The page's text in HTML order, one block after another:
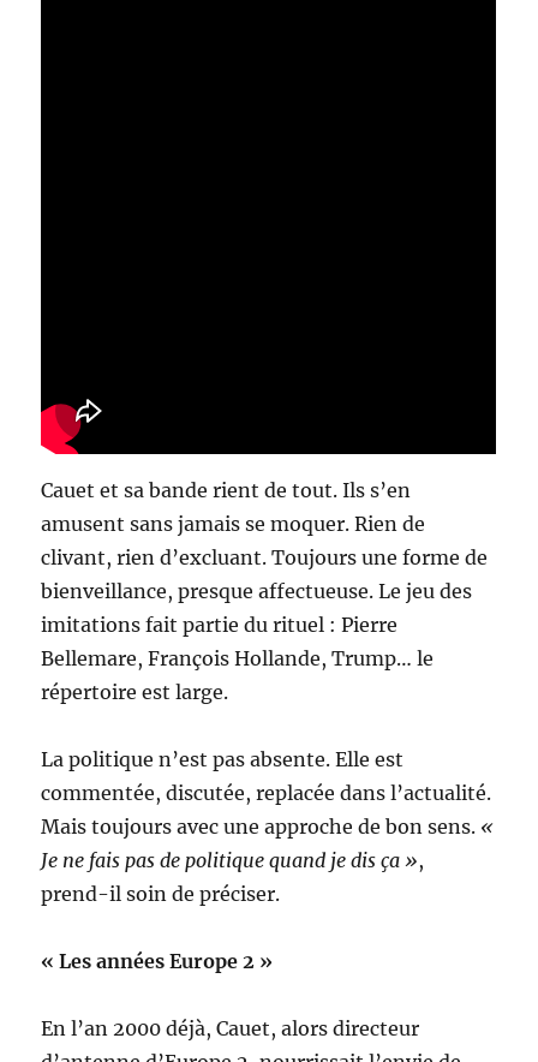
Cauet et sa bande rient de tout. Ils s’en
amusent sans jamais se moquer. Rien de
clivant, rien d’excluant. Toujours une forme de
bienveillance, presque affectueuse. Le jeu des
imitations fait partie du rituel : Pierre
Bellemare, François Hollande, Trump… le
répertoire est large.
La politique n’est pas absente. Elle est
commentée, discutée, replacée dans l’actualité.
Mais toujours avec une approche de bon sens. «
Je ne fais pas de politique quand je dis ça »,
prend-il soin de préciser.
« Les années Europe 2 »
En l’an 2000 déjà, Cauet, alors directeur